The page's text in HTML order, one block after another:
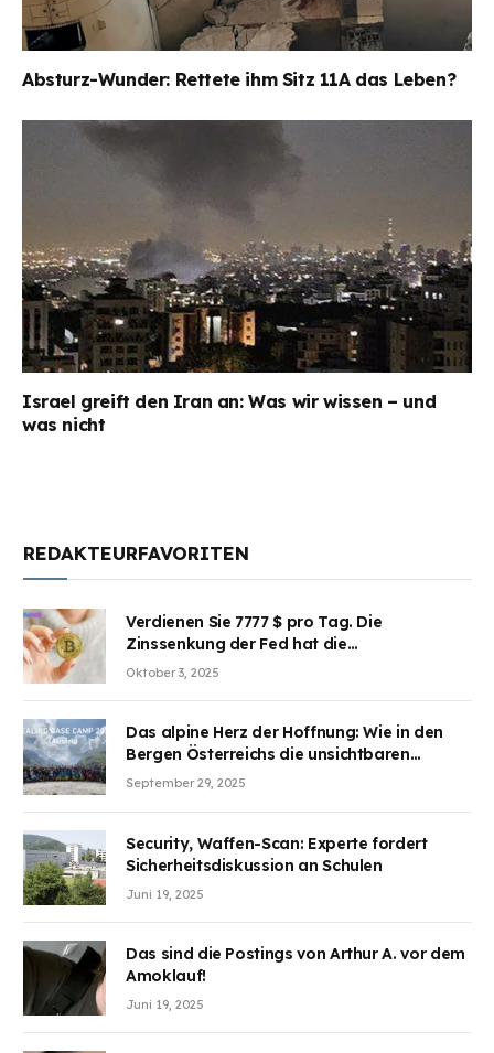
Absturz-Wunder: Rettete ihm Sitz 11A das Leben?
Israel greift den Iran an: Was wir wissen – und
was nicht
REDAKTEURFAVORITEN
Verdienen Sie 7777 $ pro Tag. Die
Zinssenkung der Fed hat die
Aufmerksamkeit des Marktes erregt.
Oktober 3, 2025
Das alpine Herz der Hoffnung: Wie in den
Bergen Österreichs die unsichtbaren
Wunden des Kriegesheilen
September 29, 2025
Security, Waffen-Scan: Experte fordert
Sicherheitsdiskussion an Schulen
Juni 19, 2025
Das sind die Postings von Arthur A. vor dem
Amoklauf!
Juni 19, 2025